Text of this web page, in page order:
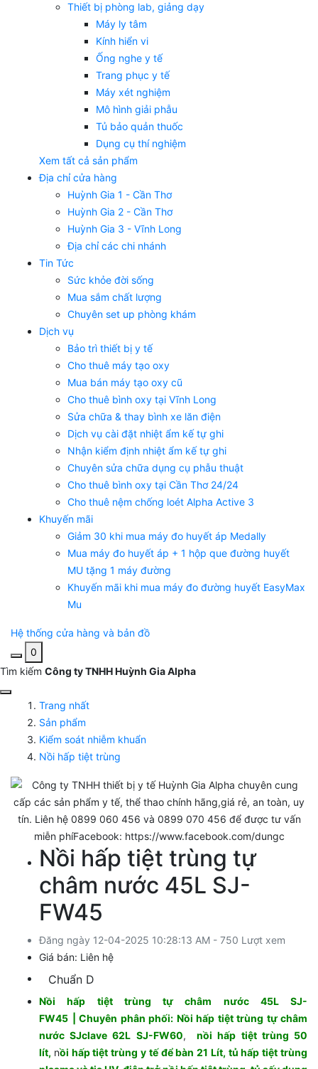
Thiết bị phòng lab, giảng dạy
Máy ly tâm
Kính hiển vi
Ống nghe y tế
Trang phục y tế
Máy xét nghiệm
Mô hình giải phẫu
Tủ bảo quản thuốc
Dụng cụ thí nghiệm
Xem tất cả sản phẩm
Địa chỉ cửa hàng
Huỳnh Gia 1 - Cần Thơ
Huỳnh Gia 2 - Cần Thơ
Huỳnh Gia 3 - Vĩnh Long
Địa chỉ các chi nhánh
Tin Tức
Sức khỏe đời sống
Mua sắm chất lượng
Chuyên set up phòng khám
Dịch vụ
Bảo trì thiết bị y tế
Cho thuê máy tạo oxy
Mua bán máy tạo oxy cũ
Cho thuê bình oxy tại Vĩnh Long
Sửa chữa & thay bình xe lăn điện
Dịch vụ cài đặt nhiệt ẩm kế tự ghi
Nhận kiểm định nhiệt ẩm kế tự ghi
Chuyên sửa chữa dụng cụ phẫu thuật
Cho thuê bình oxy tại Cần Thơ 24/24
Cho thuê nệm chống loét Alpha Active 3
Khuyến mãi
Giảm 30 khi mua máy đo huyết áp Medally
Mua máy đo huyết áp + 1 hộp que đường huyết
MU tặng 1 máy đường
Khuyến mãi khi mua máy đo đường huyết EasyMax
Mu
Hệ thống cửa hàng và bản đồ
0
Tìm kiếm Công ty TNHH Huỳnh Gia Alpha
Trang nhất
Sản phẩm
Kiểm soát nhiễm khuẩn
Nồi hấp tiệt trùng
Nồi hấp tiệt trùng tự
châm nước 45L SJ-
FW45
Đăng ngày 12-04-2025 10:28:13 AM - 750 Lượt xem
Giá bán: Liên hệ
Chuẩn D
Nồi hấp tiệt trùng tự châm nước 45L SJ-
FW45
| Chuyên phân phối: Nồi hấp tiệt trùng tự châm
nước SJclave 62L SJ-FW60,
nồi hấp tiệt trùng 50
lít, nồi hấp tiệt trùng y tế để bàn 21 Lít, tủ hấp tiệt trùng